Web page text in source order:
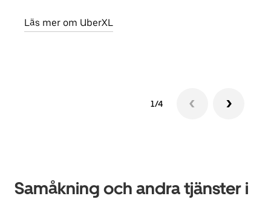
Läs mer om UberXL
1/4
Samåkning och andra tjänster i